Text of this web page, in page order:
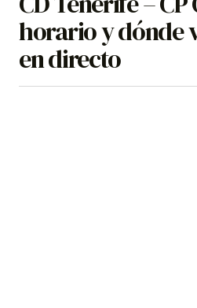
horario y dónde
en directo